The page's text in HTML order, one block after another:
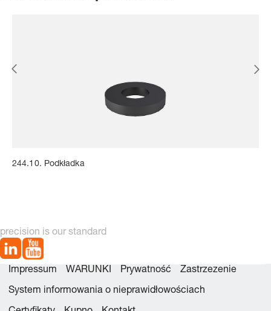
244.10. Podkładka
precision is our standard
Impressum WARUNKI Prywatność Zastrzezenie
System informowania o nieprawidłowościach